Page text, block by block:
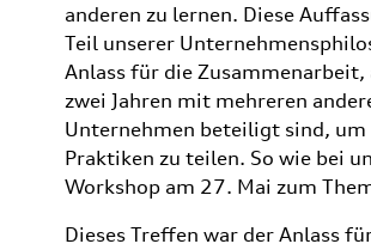
anderen zu lernen. Diese
Teil unserer
Anlass für die
zwei Jahren mit mehreren
Unternehmen beteiligt sind, um
Praktiken zu teilen. So wie bei
Workshop am 27. Mai zum
Dieses Treffen war der Anlass